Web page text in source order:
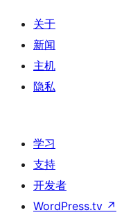
关于
新闻
主机
隐私
学习
支持
开发者
WordPress.tv ↗